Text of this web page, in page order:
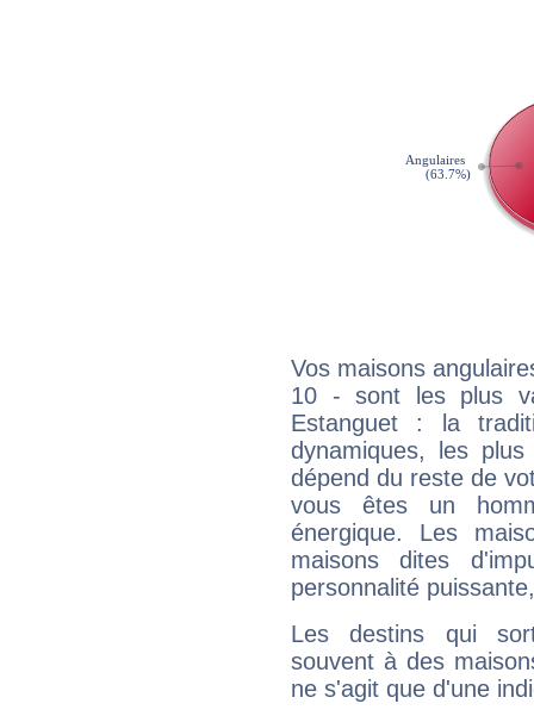
Vos maisons
10 - sont les plus
Estanguet : la
dynamiques, les
dépend du reste de
vous êtes un
énergique. Les
maisons dites
personnalité
Les destins qui
souvent à des
ne s'agit que d'une